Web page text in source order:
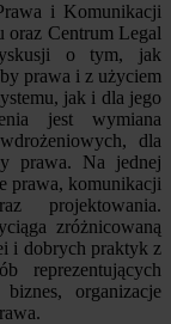
i Komunikacji
oraz Centrum Legal
o tym, jak
prawa i z użyciem
jak i dla jego
jest wymiana
dla
prawa. Na jednej
prawa, komunikacji
projektowania.
zróżnicowaną
i dobrych praktyk z
reprezentujących
organizacje